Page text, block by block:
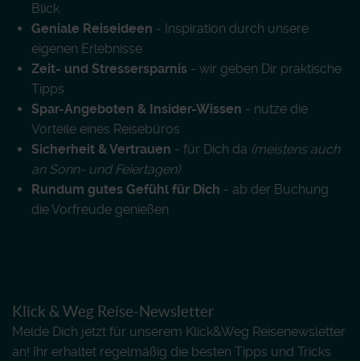
Blick
Geniale Reiseideen - Inspiration durch unsere
eigenen Erlebnisse
Zeit- und Stressersparnis - wir geben Dir praktische
Tipps
Spar-Angeboten & Insider-Wissen - nutze die
Vorteile eines Reisebüros
Sicherheit & Vertrauen - für Dich da (meistens auch
an Sonn- und Feiertagen)
Rundum gutes Gefühl für Dich - ab der Buchung
die Vorfreude genießen
Klick & Weg Reise-Newsletter
Melde Dich jetzt für unserem Klick&Weg Reisenewsletter
an! Ihr erhaltet regelmäßig die besten Tipps und Tricks